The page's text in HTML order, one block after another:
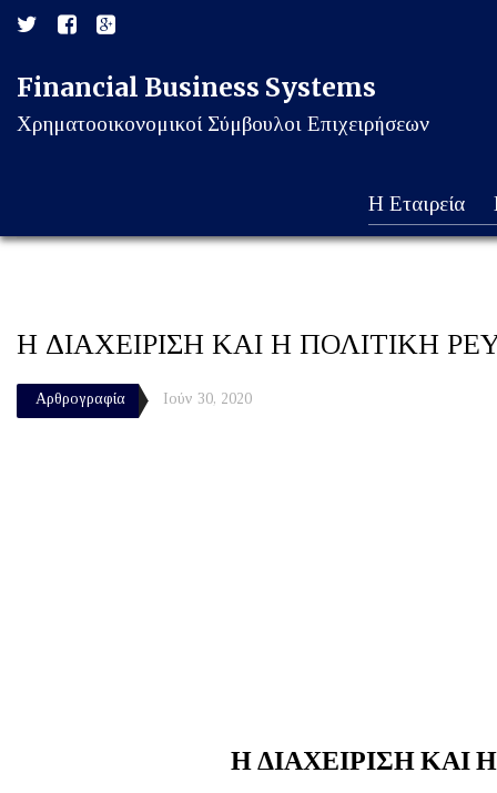
Financial Business Systems
Χρηματοοικονομικοί Σύμβουλοι Επιχειρήσεων
Η Εταιρεία
Η ΔΙΑΧΕΙΡΙΣΗ ΚΑΙ Η ΠΟΛΙΤΙΚΗ
Αρθρογραφία Ιούν 30, 2020
Η ΔΙΑΧΕΙΡΙΣΗ